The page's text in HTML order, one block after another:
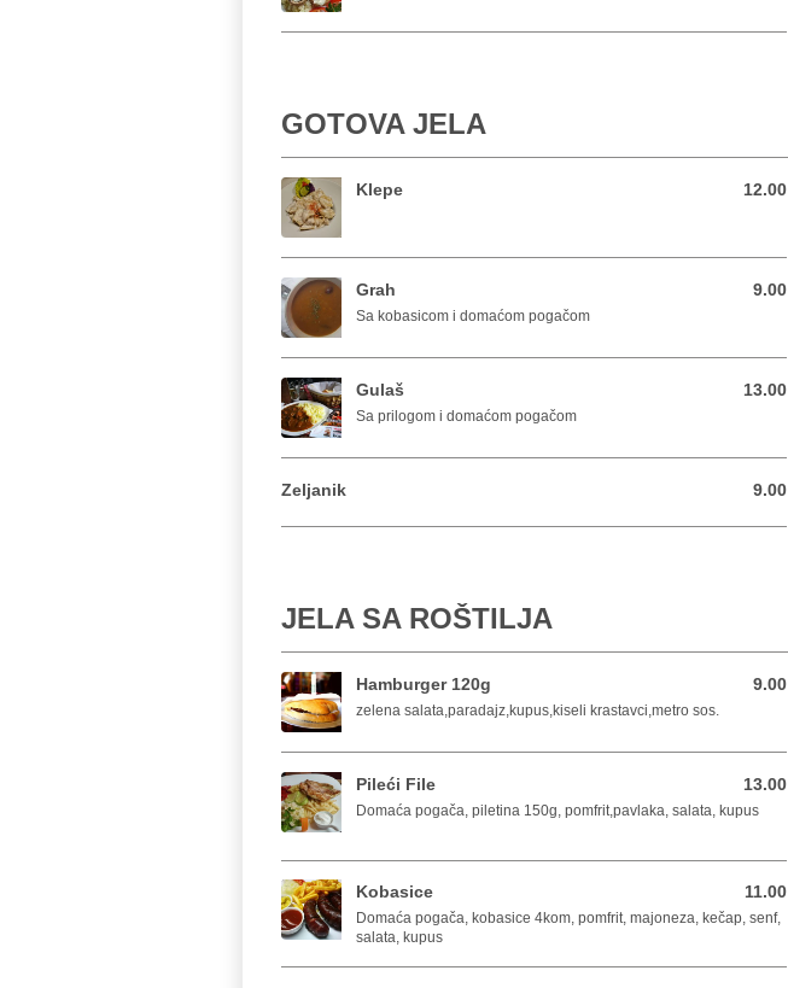
GOTOVA JELA
Klepe 12.00
12.00 BAM
Grah 9.00
9.00 BAM
Sa kobasicom i domaćom pogačom
Gulaš 13.00
13.00 BAM
Sa prilogom i domaćom pogačom
Zeljanik 9.00
9.00 BAM
JELA SA ROŠTILJA
Hamburger 120g 9.00
9.00 BAM
zelena salata,paradajz,kupus,kiseli krastavci,metro sos.
Pileći File 13.00
13.00 BAM
Domaća pogača, piletina 150g, pomfrit,pavlaka, salata, kupus
Kobasice 11.00
11.00 BAM
Domaća pogača, kobasice 4kom, pomfrit, majoneza, kečap, senf,
salata, kupus